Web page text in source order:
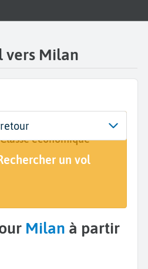
vers Milan
voyage
Classe
économique
un vol
Milan à partir